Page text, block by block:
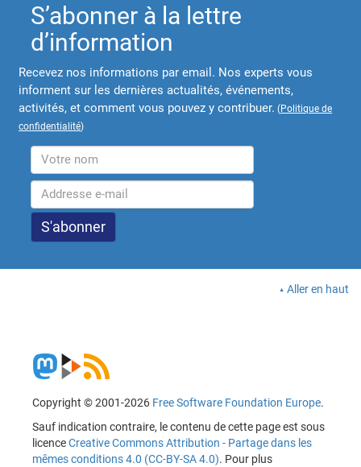
S’abonner à la lettre
d’information
Recevez nos informations par email. Nos experts vous
informent sur les dernières actualités, événements,
activités, et comment vous pouvez y contribuer. (Politique de
confidentialité)
Aller en haut
Copyright © 2001-2026 Free Software Foundation Europe.
Sauf indication contraire, le contenu de cette page est sous
licenceCreative Commons Attribution - Partage dans les
mêmes conditions 4.0 (CC-BY-SA 4.0). Pour plus